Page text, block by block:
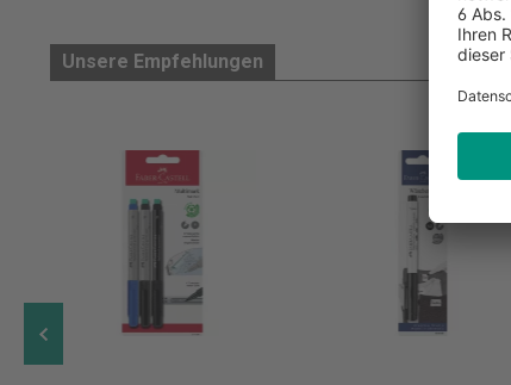
Unsere Empfehlungen